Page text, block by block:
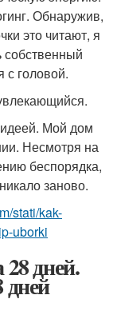
Обнаружив,
это читают, я
собственный
с головой.
идеей. Мой дом
Несмотря на
беспорядка,
заново.
stati/kak-
uborki
дней.
дней